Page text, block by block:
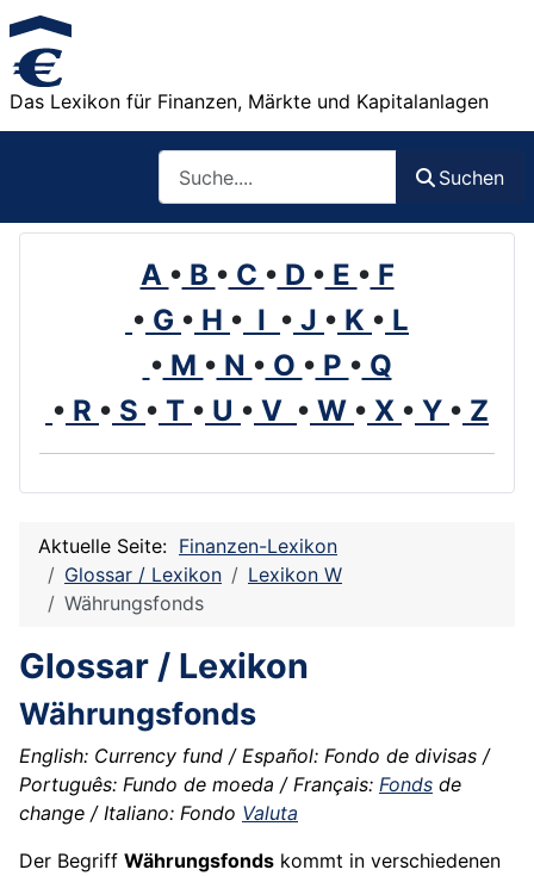
Das Lexikon für Finanzen, Märkte und Kapitalanlagen
Suchen
A • B • C • D • E • F
• G • H • I • J • K • L
• M • N • O • P • Q
• R • S • T • U • V • W • X • Y • Z
Aktuelle Seite: Finanzen-Lexikon
Glossar / Lexikon
Lexikon W
Währungsfonds
Glossar / Lexikon
Währungsfonds
English: Currency fund / Español: Fondo de divisas /
Português: Fundo de moeda / Français: Fonds de
change / Italiano: Fondo Valuta
Der Begriff Währungsfonds kommt in verschiedenen